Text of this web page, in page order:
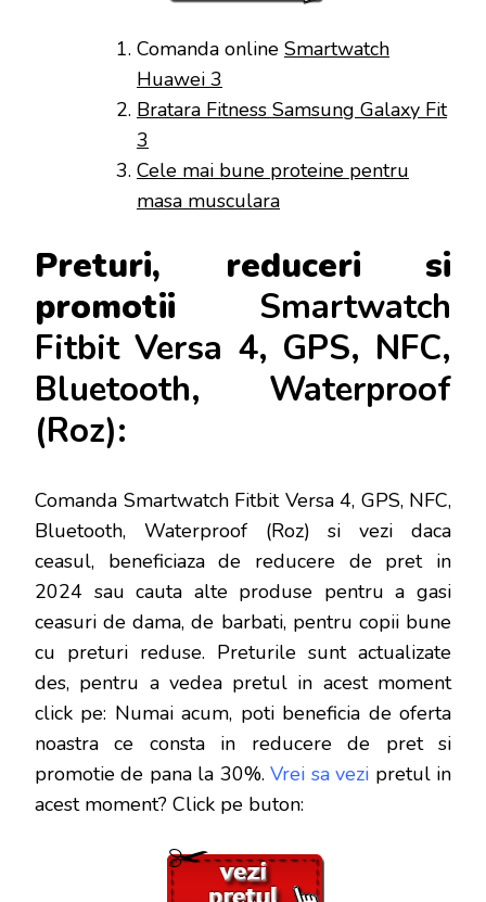
Comanda online Smartwatch
Huawei 3
Bratara Fitness Samsung Galaxy Fit
3
Cele mai bune proteine pentru
masa musculara
Preturi, reduceri si
promotii Smartwatch
Fitbit Versa 4, GPS, NFC,
Bluetooth, Waterproof
(Roz):
Comanda Smartwatch Fitbit Versa 4, GPS, NFC,
Bluetooth, Waterproof (Roz) si vezi daca
ceasul, beneficiaza de reducere de pret in
2024 sau cauta alte produse pentru a gasi
ceasuri de dama, de barbati, pentru copii bune
cu preturi reduse. Preturile sunt actualizate
des, pentru a vedea pretul in acest moment
click pe: Numai acum, poti beneficia de oferta
noastra ce consta in reducere de pret si
promotie de pana la 30%.Vrei sa vezi pretul in
acest moment? Click pe buton: